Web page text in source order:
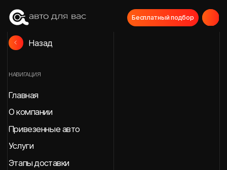
Бесплатный подбор
О компании
Привезенные авто
Этапы доставки
Отзывы
Блог FAQ